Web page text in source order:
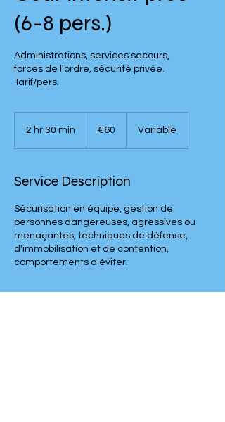
(6-8 pers.)
Administrations, services secours,
forces de l'ordre, sécurité privée.
Tarif/pers.
2 hr 30 min
0
i
n
€60 Variable
Service Description
Sécurisation en équipe, gestion de
personnes dangereuses, agressives ou
menaçantes, techniques de défense,
d'immobilisation et de contention,
comportements a éviter.